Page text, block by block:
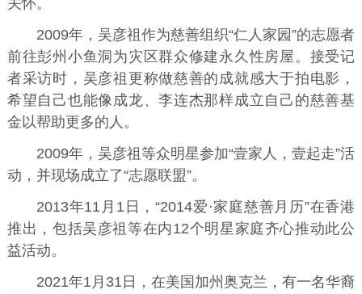
2009年，吴彦祖作为慈善组织“仁人家园”的志愿者
前往彭州小鱼洞为灾区群众修建永久性房屋。接受记
者采访时，吴彦祖更称做慈善的成就感大于拍电影，
希望自己也能像成龙、李连杰那样成立自己的慈善基
金以帮助更多的人。
2009年，吴彦祖等众明星参加“壹家人，壹起走”活
动，并现场成立了“志愿联盟”。
2013年11月1日，“2014爱·家庭慈善月历”在香港
推出，包括吴彦祖等在内12个明星家庭齐心推动此公
益活动。
2021年1月31日，在美国加州奥克兰，有一名华裔